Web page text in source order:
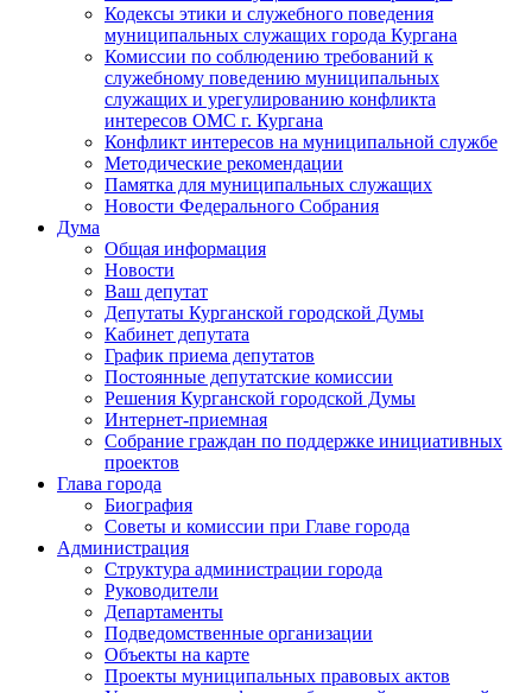
Кодексы этики и служебного поведения
муниципальных служащих города Кургана
Комиссии по соблюдению требований к
служебному поведению муниципальных
служащих и урегулированию конфликта
интересов ОМС г. Кургана
Конфликт интересов на муниципальной службе
Методические рекомендации
Памятка для муниципальных служащих
Новости Федерального Cобрания
Дума
Общая информация
Новости
Ваш депутат
Депутаты Курганской городской Думы
Кабинет депутата
График приема депутатов
Постоянные депутатские комиссии
Решения Курганской городской Думы
Интернет-приемная
Собрание граждан по поддержке инициативных
проектов
Глава города
Биография
Советы и комиссии при Главе города
Администрация
Структура администрации города
Руководители
Департаменты
Подведомственные организации
Объекты на карте
Проекты муниципальных правовых актов